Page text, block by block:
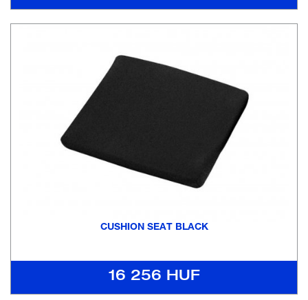
CUSHION SEAT BLACK
16 256 HUF